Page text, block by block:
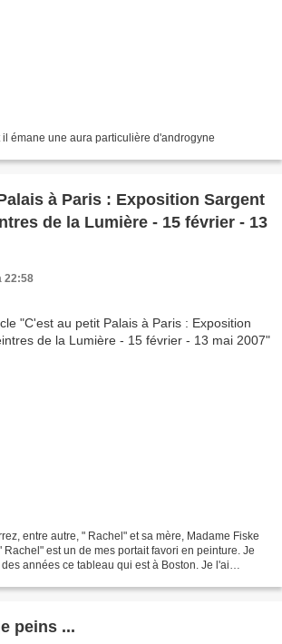
il émane une aura particulière d'androgyne
à Paris : Exposition Sargent
de la Lumière - 15 février - 13
22:58
entre autre, " Rachel" et sa mère, Madame Fiske
Rachel" est un de mes portait favori en peinture. Je
années ce tableau qui est à Boston. Je l'ai
peins ...